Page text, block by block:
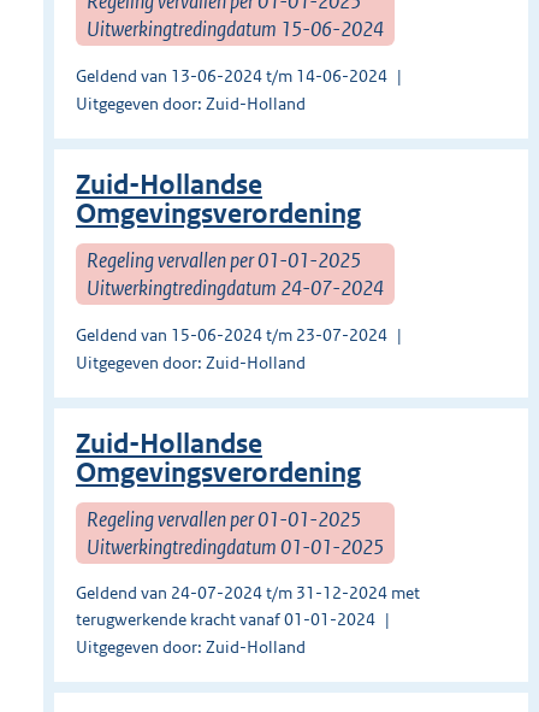
Uitwerkingtredingdatum 15-06-2024
Geldend van 13-06-2024 t/m 14-06-2024
Uitgegeven door: Zuid-Holland
Zuid-Hollandse
Omgevingsverordening
Regeling vervallen per 01-01-2025
Uitwerkingtredingdatum 24-07-2024
Geldend van 15-06-2024 t/m 23-07-2024
Uitgegeven door: Zuid-Holland
Zuid-Hollandse
Omgevingsverordening
Regeling vervallen per 01-01-2025
Uitwerkingtredingdatum 01-01-2025
Geldend van 24-07-2024 t/m 31-12-2024 met
terugwerkende kracht vanaf 01-01-2024
Uitgegeven door: Zuid-Holland